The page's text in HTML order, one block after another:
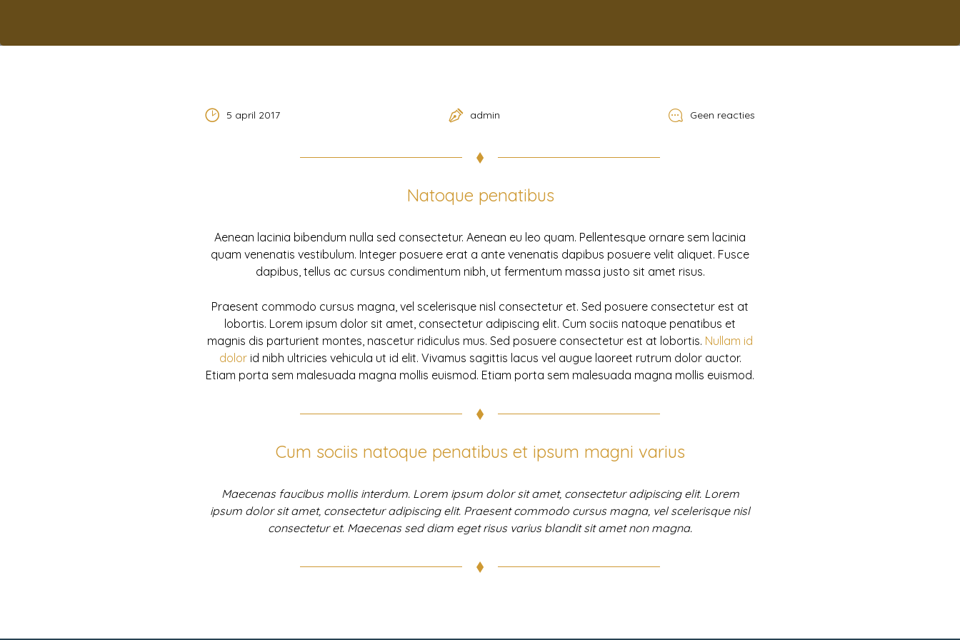
5 april 2017 admin Geen reacties
Natoque penatibus
Aenean lacinia bibendum nulla sed consectetur. Aenean eu leo quam. Pellentesque ornare sem lacinia
quam venenatis vestibulum. Integer posuere erat a ante venenatis dapibus posuere velit aliquet. Fusce
dapibus, tellus ac cursus condimentum nibh, ut fermentum massa justo sit amet risus.
Praesent commodo cursus magna, vel scelerisque nisl consectetur et. Sed posuere consectetur est at
lobortis. Lorem ipsum dolor sit amet, consectetur adipiscing elit. Cum sociis natoque penatibus et
magnis dis parturient montes, nascetur ridiculus mus. Sed posuere consectetur est at lobortis. Nullam id
dolorid nibh ultricies vehicula ut id elit. Vivamus sagittis lacus vel augue laoreet rutrum dolor auctor.
Etiam porta sem malesuada magna mollis euismod. Etiam porta sem malesuada magna mollis euismod.
Cum sociis natoque penatibus et ipsum magni varius
Maecenas faucibus mollis interdum. Lorem ipsum dolor sit amet, consectetur adipiscing elit. Lorem
ipsum dolor sit amet, consectetur adipiscing elit. Praesent commodo cursus magna, vel scelerisque nisl
consectetur et. Maecenas sed diam eget risus varius blandit sit amet non magna.